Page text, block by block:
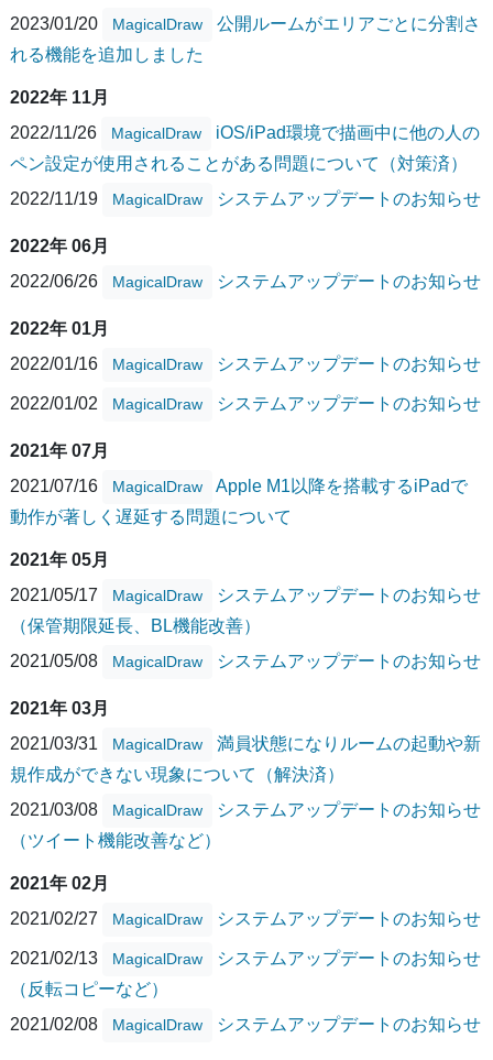
2023/01/20 MagicalDraw
公開ルームがエリアごとに分割さ
れる機能を追加しました
2022年 11月
2022/11/26
MagicalDraw
iOS/iPad環境で描画中に他の人の
ペン設定が使用されることがある問題について（対策済）
2022/11/19
MagicalDraw システムアップデートのお知らせ
2022年 06月
2022/06/26
MagicalDraw システムアップデートのお知らせ
2022年 01月
2022/01/16
MagicalDraw システムアップデートのお知らせ
2022/01/02 MagicalDraw システムアップデートのお知らせ
2021年 07月
2021/07/16
MagicalDraw
Apple M1以降を搭載するiPadで
動作が著しく遅延する問題について
2021年 05月
2021/05/17
MagicalDraw
システムアップデートのお知らせ
（保管期限延長、BL機能改善）
2021/05/08
MagicalDraw システムアップデートのお知らせ
2021年 03月
2021/03/31
MagicalDraw
満員状態になりルームの起動や新
規作成ができない現象について（解決済）
2021/03/08
MagicalDraw
システムアップデートのお知らせ
（ツイート機能改善など）
2021年 02月
2021/02/27
MagicalDraw システムアップデートのお知らせ
2021/02/13 MagicalDraw
システムアップデートのお知らせ
（反転コピーなど）
2021/02/08
MagicalDraw システムアップデートのお知らせ